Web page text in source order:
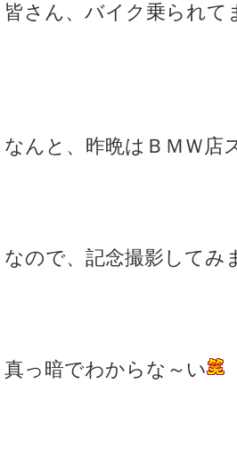
皆さん、バイク乗られて
なんと、昨晩はＢＭＷ店
なので、記念撮影してみ
真っ暗でわからな～い